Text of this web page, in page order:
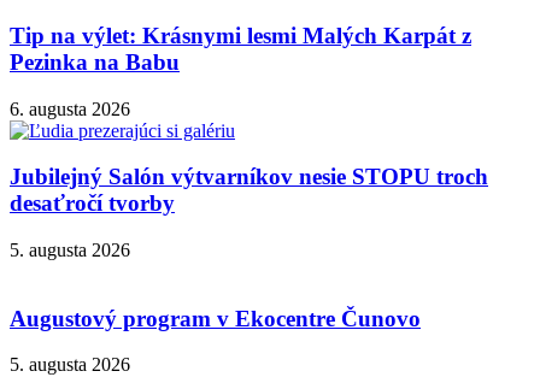
Tip na výlet: Krásnymi lesmi Malých Karpát z
Pezinka na Babu
6. augusta 2026
Jubilejný Salón výtvarníkov nesie STOPU troch
desaťročí tvorby
5. augusta 2026
Augustový program v Ekocentre Čunovo
5. augusta 2026